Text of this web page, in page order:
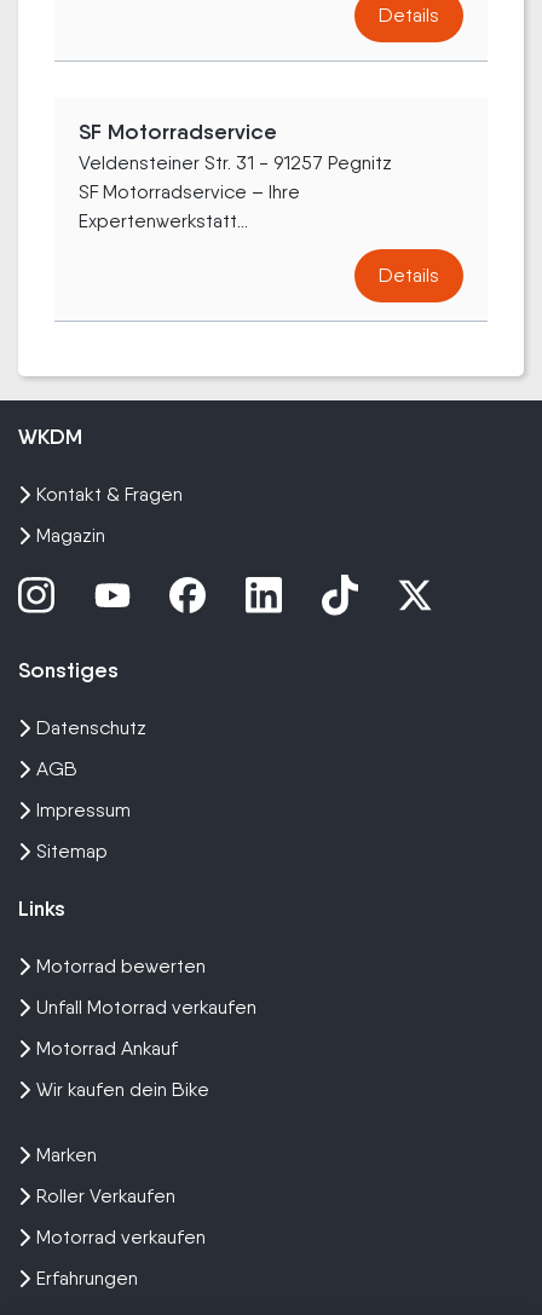
Details
SF Motorradservice
Veldensteiner Str. 31 - 91257 Pegnitz
SF Motorradservice – Ihre
Expertenwerkstatt...
Details
WKDM
Kontakt & Fragen
Magazin
Sonstiges
Datenschutz
AGB
Impressum
Sitemap
Links
Motorrad bewerten
Unfall Motorrad verkaufen
Motorrad Ankauf
Wir kaufen dein Bike
Marken
Roller Verkaufen
Motorrad verkaufen
Erfahrungen